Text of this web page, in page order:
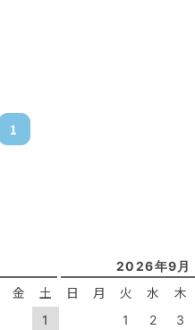
1
金 土
1
2026年9月
日 月 火 水 木
1 2 3